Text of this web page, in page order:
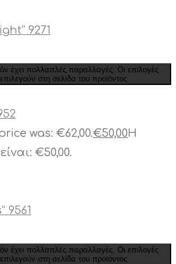
9271
έχει πολλαπλές παραλλαγές. Οι επιλογές
στη σελίδα του προϊόντος
was: €62,00.€50,00 Η
€50,00.
9561
έχει πολλαπλές παραλλαγές. Οι επιλογές
στη σελίδα του προϊόντος